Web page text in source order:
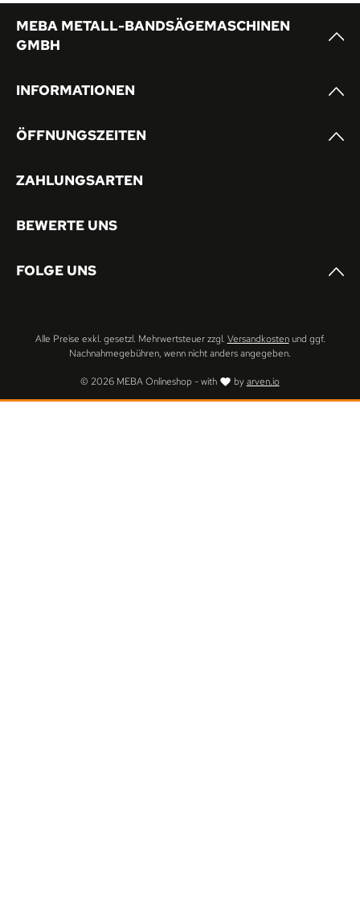
MEBA METALL-BANDSÄGEMASCHINEN
GMBH
INFORMATIONEN
ÖFFNUNGSZEITEN
ZAHLUNGSARTEN
BEWERTE UNS
FOLGE UNS
© 2026 MEBA Onlineshop - with byarven.io
Alle Preise exkl. gesetzl. Mehrwertsteuer zzgl. Versandkostenund ggf.
Nachnahmegebühren, wenn nicht anders angegeben.